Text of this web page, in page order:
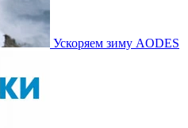
Ускоряем зиму AODES